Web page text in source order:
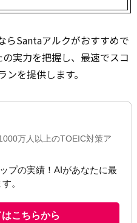
らSantaアルクがおすすめで
実力を把握し、最速でスコ
を提供します。